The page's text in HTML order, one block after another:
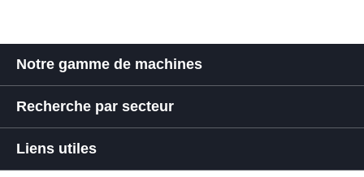
Notre gamme de machines
Recherche par secteur
Liens utiles